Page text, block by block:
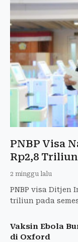
PNBP Visa
Rp2,8
2 minggu lalu
PNBP visa Ditjen
triliun pada
Vaksin Ebola
di Oxford